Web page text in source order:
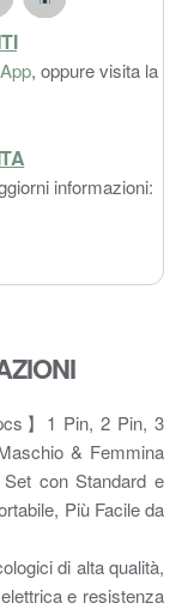
, oppure visita la
informazioni:
】1 Pin, 2 Pin, 3
& Femmina
con Standard e
Più Facile da
di alta qualità,
e resistenza